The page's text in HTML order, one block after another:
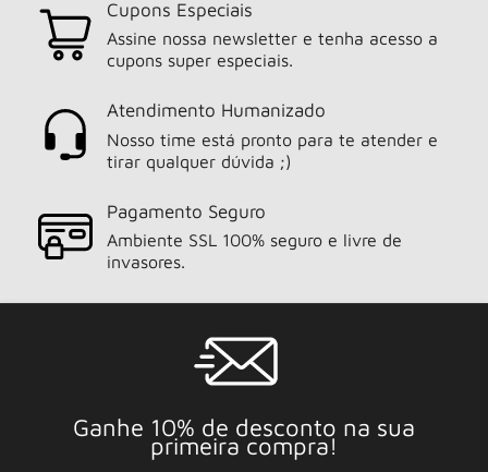
Cupons Especiais
Assine nossa newsletter e tenha acesso a
cupons super especiais.
Atendimento Humanizado
Nosso time está pronto para te atender e
tirar qualquer dúvida ;)
Pagamento Seguro
Ambiente SSL 100% seguro e livre de
invasores.
Ganhe 10% de desconto na sua
primeira compra!